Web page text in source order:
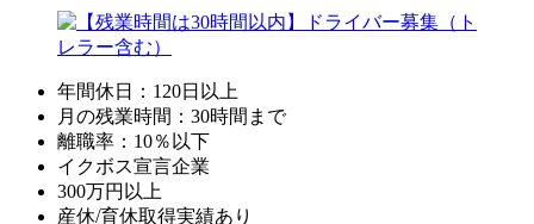
年間休日：120日以上
月の残業時間：30時間まで
離職率：10％以下
イクボス宣言企業
300万円以上
産休/育休取得実績あり